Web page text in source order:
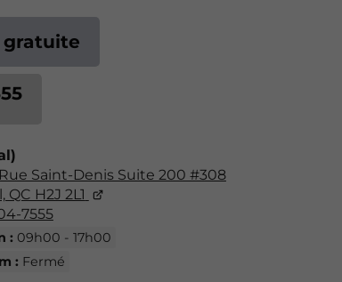
Saint-Denis Suite 200 #308
QC H2J 2L1
7555
: 09h00 - 17h00
: Fermé